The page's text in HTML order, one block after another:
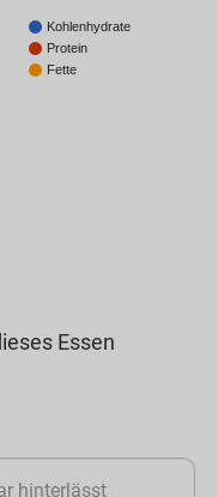
Kohlenhydrate
Protein
Fette
Essen